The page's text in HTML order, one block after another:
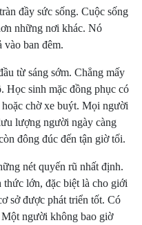
đầy sức sống. Cuộc sống
những nơi khác. Nó
vào ban đêm.
từ sáng sớm. Chẳng mấy
Học sinh mặc đồng phục có
chờ xe buýt. Mọi người
lượng người ngày càng
đông đúc đến tận giờ tối.
nét quyến rũ nhất định.
lớn, đặc biệt là cho giới
sở được phát triển tốt. Có
người không bao giờ